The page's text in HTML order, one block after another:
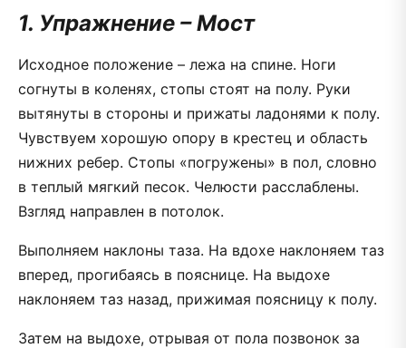
1. Упражнение – Мост
Исходное положение – лежа на спине. Ноги
согнуты в коленях, стопы стоят на полу. Руки
вытянуты в стороны и прижаты ладонями к полу.
Чувствуем хорошую опору в крестец и область
нижних ребер. Стопы «погружены» в пол, словно
в теплый мягкий песок. Челюсти расслаблены.
Взгляд направлен в потолок.
Выполняем наклоны таза. На вдохе наклоняем таз
вперед, прогибаясь в пояснице. На выдохе
наклоняем таз назад, прижимая поясницу к полу.
Затем на выдохе, отрывая от пола позвонок за